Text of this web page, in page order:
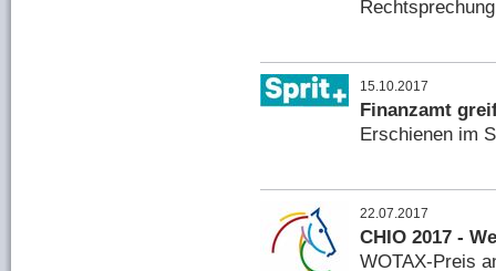
15.10.2017
Finanzamt
Erschienen im
22.07.2017
CHIO 2017 -
WOTAX-Preis